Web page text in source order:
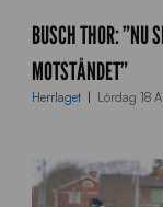
BUSCH THOR: ”NU
MOTSTÅNDET”
Herrlaget Lördag 18